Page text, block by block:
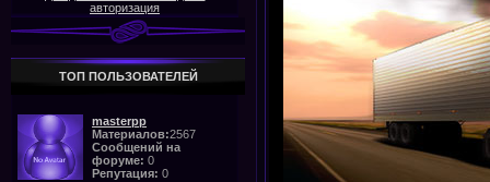
авторизация
ТОП ПОЛЬЗОВАТЕЛЕЙ
masterpp
Материалов:2567
Сообщений на
форуме: 0
Репутация: 0